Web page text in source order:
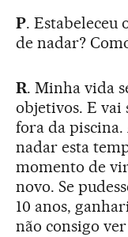
P. Estabeleceu
de nadar?
R. Minha vida
objetivos. E vai
fora da
nadar esta
momento de
novo. Se
10 anos,
não consigo